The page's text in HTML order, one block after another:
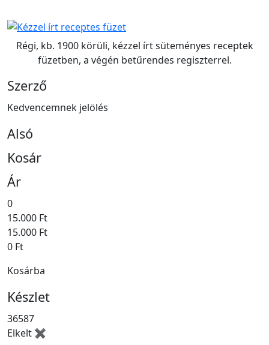
Régi, kb. 1900 körüli, kézzel írt süteményes receptek
füzetben, a végén betűrendes regiszterrel.
Szerző
Kedvencemnek jelölés
Alsó
Kosár
Ár
0
15.000 Ft
15.000 Ft
0 Ft
Kosárba
Készlet
36587
Elkelt ✖